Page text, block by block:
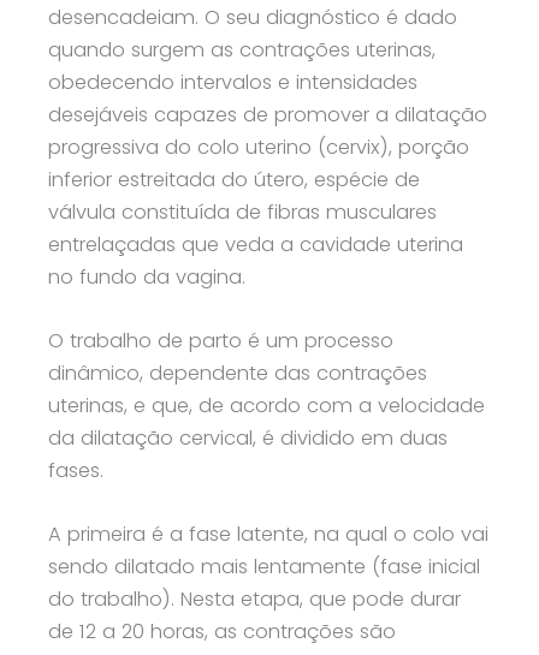
desencadeiam. O seu diagnóstico é dado
quando surgem as contrações uterinas,
obedecendo intervalos e intensidades
desejáveis capazes de promover a dilatação
progressiva do colo uterino (cervix), porção
inferior estreitada do útero, espécie de
válvula constituída de fibras musculares
entrelaçadas que veda a cavidade uterina
no fundo da vagina.
O trabalho de parto é um processo
dinâmico, dependente das contrações
uterinas, e que, de acordo com a velocidade
da dilatação cervical, é dividido em duas
fases.
A primeira é a fase latente, na qual o colo vai
sendo dilatado mais lentamente (fase inicial
do trabalho). Nesta etapa, que pode durar
de 12 a 20 horas, as contrações são